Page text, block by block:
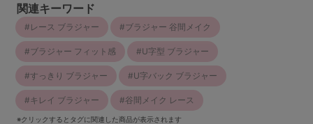
関連キーワード
レース ブラジャー ブラジャー 谷間メイク
ブラジャー フィット感 U字型 ブラジャー
すっきり ブラジャー U字バック ブラジャー
キレイ ブラジャー 谷間メイク レース
※クリックするとタグに関連した商品が表示されます